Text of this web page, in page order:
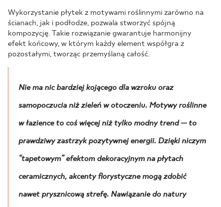
Wykorzystanie płytek z motywami roślinnymi zarówno na
ścianach, jak i podłodze, pozwala stworzyć spójną
kompozycję. Takie rozwiązanie gwarantuje harmonijny
efekt końcowy, w którym każdy element współgra z
pozostałymi, tworząc przemyślaną całość.
Nie ma nic bardziej kojącego dla wzroku oraz
samopoczucia niż zieleń w otoczeniu. Motywy roślinne
w łazience to coś więcej niż tylko modny trend — to
prawdziwy zastrzyk pozytywnej energii. Dzięki niczym
“tapetowym” efektom dekoracyjnym na płytach
ceramicznych, akcenty florystyczne mogą zdobić
nawet prysznicową strefę. Nawiązanie do natury